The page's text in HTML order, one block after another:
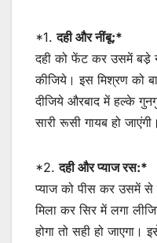
*1.दही और नींबू:*
दही को फेंट कर उसमें बडे़
कीजिये। इस मिश्रण को
दीजिये औरबाद में हल्के
सारी रूसी गायब हो जाएंगी।
*2.दही और प्याज रस:*
प्याज को पीस कर उसमें
मिला कर सिर में लगा
होगा तो सही हो जाएगा।